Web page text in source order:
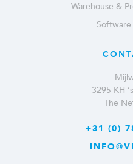
Warehouse &
3295 KH
The
+31 (0)